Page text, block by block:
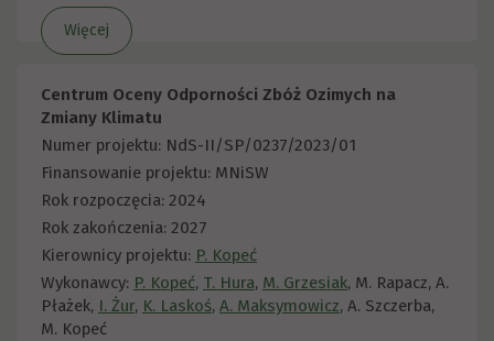
Więcej
Centrum Oceny Odporności Zbóż Ozimych na
Zmiany Klimatu
Numer projektu: NdS-II/SP/0237/2023/01
Finansowanie projektu: MNiSW
Rok rozpoczęcia: 2024
Rok zakończenia: 2027
Kierownicy projektu: P. Kopeć
Wykonawcy: P. Kopeć, T. Hura, M. Grzesiak, M. Rapacz, A.
Płażek, I. Żur, K. Laskoś, A. Maksymowicz, A. Szczerba,
M. Kopeć